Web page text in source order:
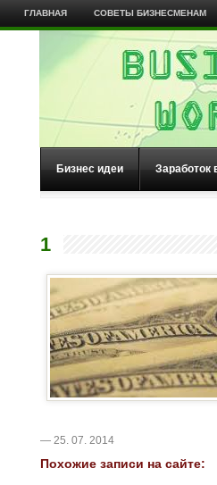
ГЛАВНАЯ СОВЕТЫ БИЗНЕСМЕНАМ
Бизнес идеи Заработок
1
— 25. 07. 2014
Похожие записи на сайте: